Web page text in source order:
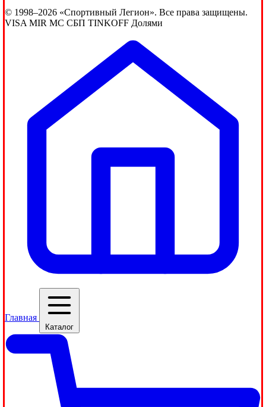
© 1998–2026 «Спортивный Легион». Все права защищены.
VISA MIR MC СБП TINKOFF Долями
Главная
Каталог